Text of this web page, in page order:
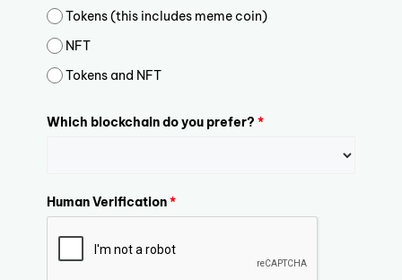
Tokens (this includes meme coin)
NFT
Tokens and NFT
Which blockchain do you prefer? *
Human Verification*